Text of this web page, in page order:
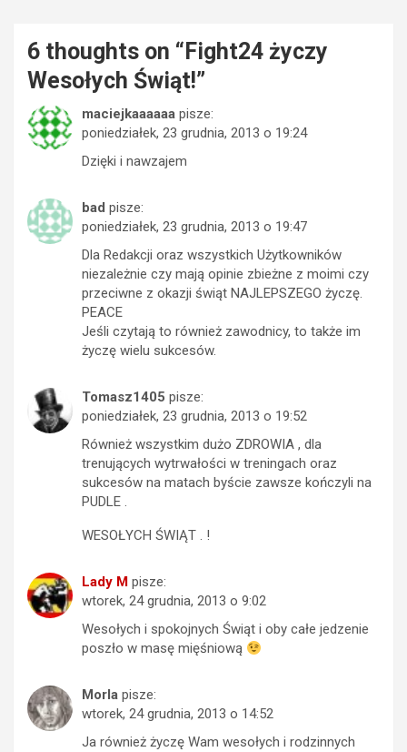
6 thoughts on “ Fight24 życzy
Wesołych Świąt!”
maciejkaaaaaa pisze:
poniedziałek, 23 grudnia, 2013 o 19:24
Dzięki i nawzajem
bad pisze:
poniedziałek, 23 grudnia, 2013 o 19:47
Dla Redakcji oraz wszystkich Użytkowników
niezależnie czy mają opinie zbieżne z moimi czy
przeciwne z okazji świąt NAJLEPSZEGO życzę.
PEACE
Jeśli czytają to również zawodnicy, to także im
życzę wielu sukcesów.
Tomasz1405 pisze:
poniedziałek, 23 grudnia, 2013 o 19:52
Również wszystkim dużo ZDROWIA , dla
trenujących wytrwałości w treningach oraz
sukcesów na matach byście zawsze kończyli na
PUDLE .
WESOŁYCH ŚWIĄT . !
Lady M pisze:
wtorek, 24 grudnia, 2013 o 9:02
Wesołych i spokojnych Świąt i oby całe jedzenie
poszło w masę mięśniową
Morla pisze:
wtorek, 24 grudnia, 2013 o 14:52
Ja również życzę Wam wesołych i rodzinnych